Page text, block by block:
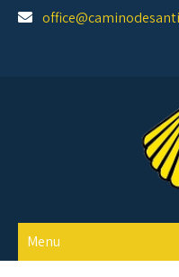
Skip
Menu